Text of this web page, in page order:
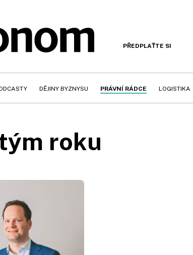
PŘEDPLAŤTE SI
DĚJINY BYZNYSU PRÁVNÍ RÁDCE LOGISTIKA
roku